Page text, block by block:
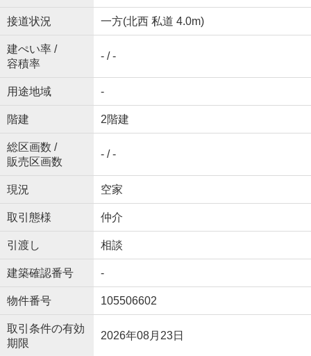
接道状況 一方(北西 私道 4.0m)
建ぺい率 /
容積率
- / -
用途地域 -
階建 2階建
総区画数 /
販売区画数
- / -
現況 空家
取引態様 仲介
引渡し 相談
建築確認番号 -
物件番号 105506602
取引条件の有効
期限
2026年08月23日